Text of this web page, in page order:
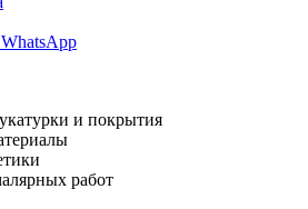
и покрытия
работ